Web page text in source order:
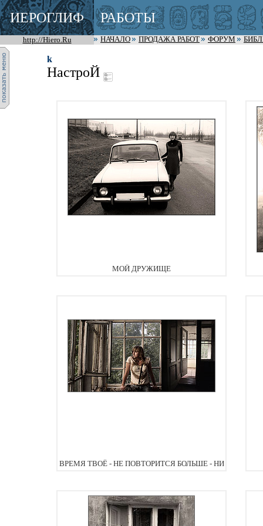
ИЕРОГЛИФ РАБОТЫ
http://Hiero.Ru НАЧАЛО ПРОДАЖА РАБОТ ФОРУМ
k
НастроЙ
МОЙ ДРУЖИЩЕ
ВРЕМЯ ТВОЁ - НЕ ПОВТОРИТСЯ БОЛЬШЕ - НИКОГДА...